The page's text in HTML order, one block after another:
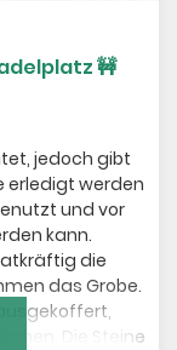
🚧
jedoch gibt
erledigt werden
und vor
kann.
die
das Grobe.
Die Steine